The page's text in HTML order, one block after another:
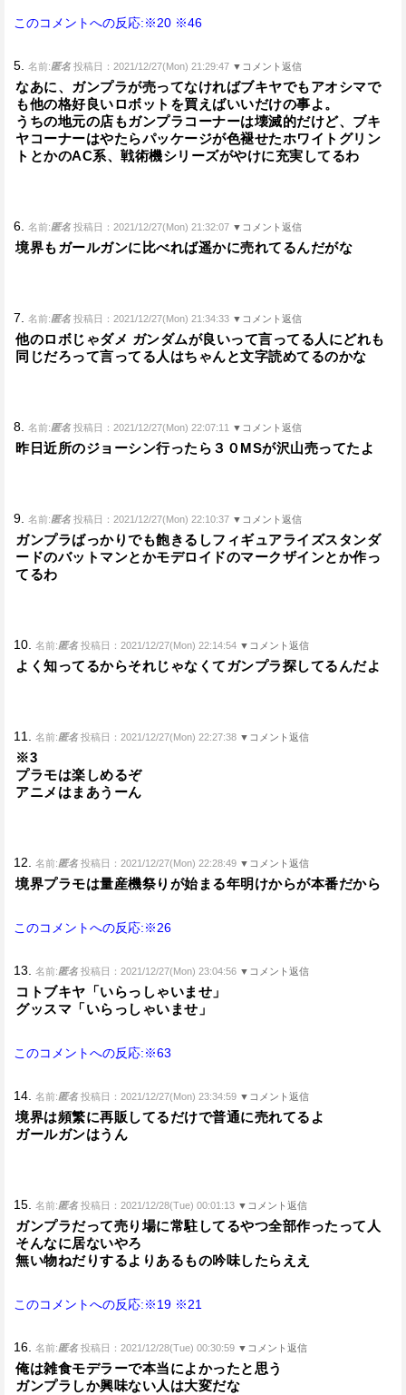
このコメントへの反応:※20 ※46
5. 名前:匿名 投稿日：2021/12/27(Mon) 21:29:47 ▼コメント返信
なあに、ガンプラが売ってなければブキヤでもアオシマで
も他の格好良いロボットを買えばいいだけの事よ。
うちの地元の店もガンプラコーナーは壊滅的だけど、ブキ
ヤコーナーはやたらパッケージが色褪せたホワイトグリン
トとかのAC系、戦術機シリーズがやけに充実してるわ
6. 名前:匿名 投稿日：2021/12/27(Mon) 21:32:07 ▼コメント返信
境界もガールガンに比べれば遥かに売れてるんだがな
7. 名前:匿名 投稿日：2021/12/27(Mon) 21:34:33 ▼コメント返信
他のロボじゃダメ ガンダムが良いって言ってる人にどれも
同じだろって言ってる人はちゃんと文字読めてるのかな
8. 名前:匿名 投稿日：2021/12/27(Mon) 22:07:11 ▼コメント返信
昨日近所のジョーシン行ったら３０MSが沢山売ってたよ
9. 名前:匿名 投稿日：2021/12/27(Mon) 22:10:37 ▼コメント返信
ガンプラばっかりでも飽きるしフィギュアライズスタンダ
ードのバットマンとかモデロイドのマークザインとか作っ
てるわ
10. 名前:匿名 投稿日：2021/12/27(Mon) 22:14:54 ▼コメント返信
よく知ってるからそれじゃなくてガンプラ探してるんだよ
11. 名前:匿名 投稿日：2021/12/27(Mon) 22:27:38 ▼コメント返信
※3
プラモは楽しめるぞ
アニメはまあうーん
12. 名前:匿名 投稿日：2021/12/27(Mon) 22:28:49 ▼コメント返信
境界プラモは量産機祭りが始まる年明けからが本番だから
このコメントへの反応:※26
13. 名前:匿名 投稿日：2021/12/27(Mon) 23:04:56 ▼コメント返信
コトブキヤ「いらっしゃいませ」
グッスマ「いらっしゃいませ」
このコメントへの反応:※63
14. 名前:匿名 投稿日：2021/12/27(Mon) 23:34:59 ▼コメント返信
境界は頻繁に再販してるだけで普通に売れてるよ
ガールガンはうん
15. 名前:匿名 投稿日：2021/12/28(Tue) 00:01:13 ▼コメント返信
ガンプラだって売り場に常駐してるやつ全部作ったって人
そんなに居ないやろ
無い物ねだりするよりあるもの吟味したらええ
このコメントへの反応:※19 ※21
16. 名前:匿名 投稿日：2021/12/28(Tue) 00:30:59 ▼コメント返信
俺は雑食モデラーで本当によかったと思う
ガンプラしか興味ない人は大変だな